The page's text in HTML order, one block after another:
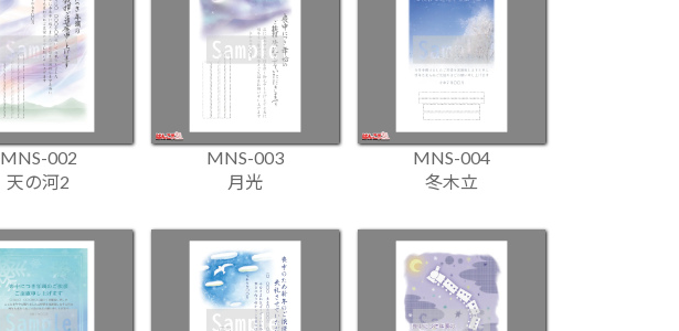
MNS-002
天の河2
MNS-003
月光
MNS-004
冬木立